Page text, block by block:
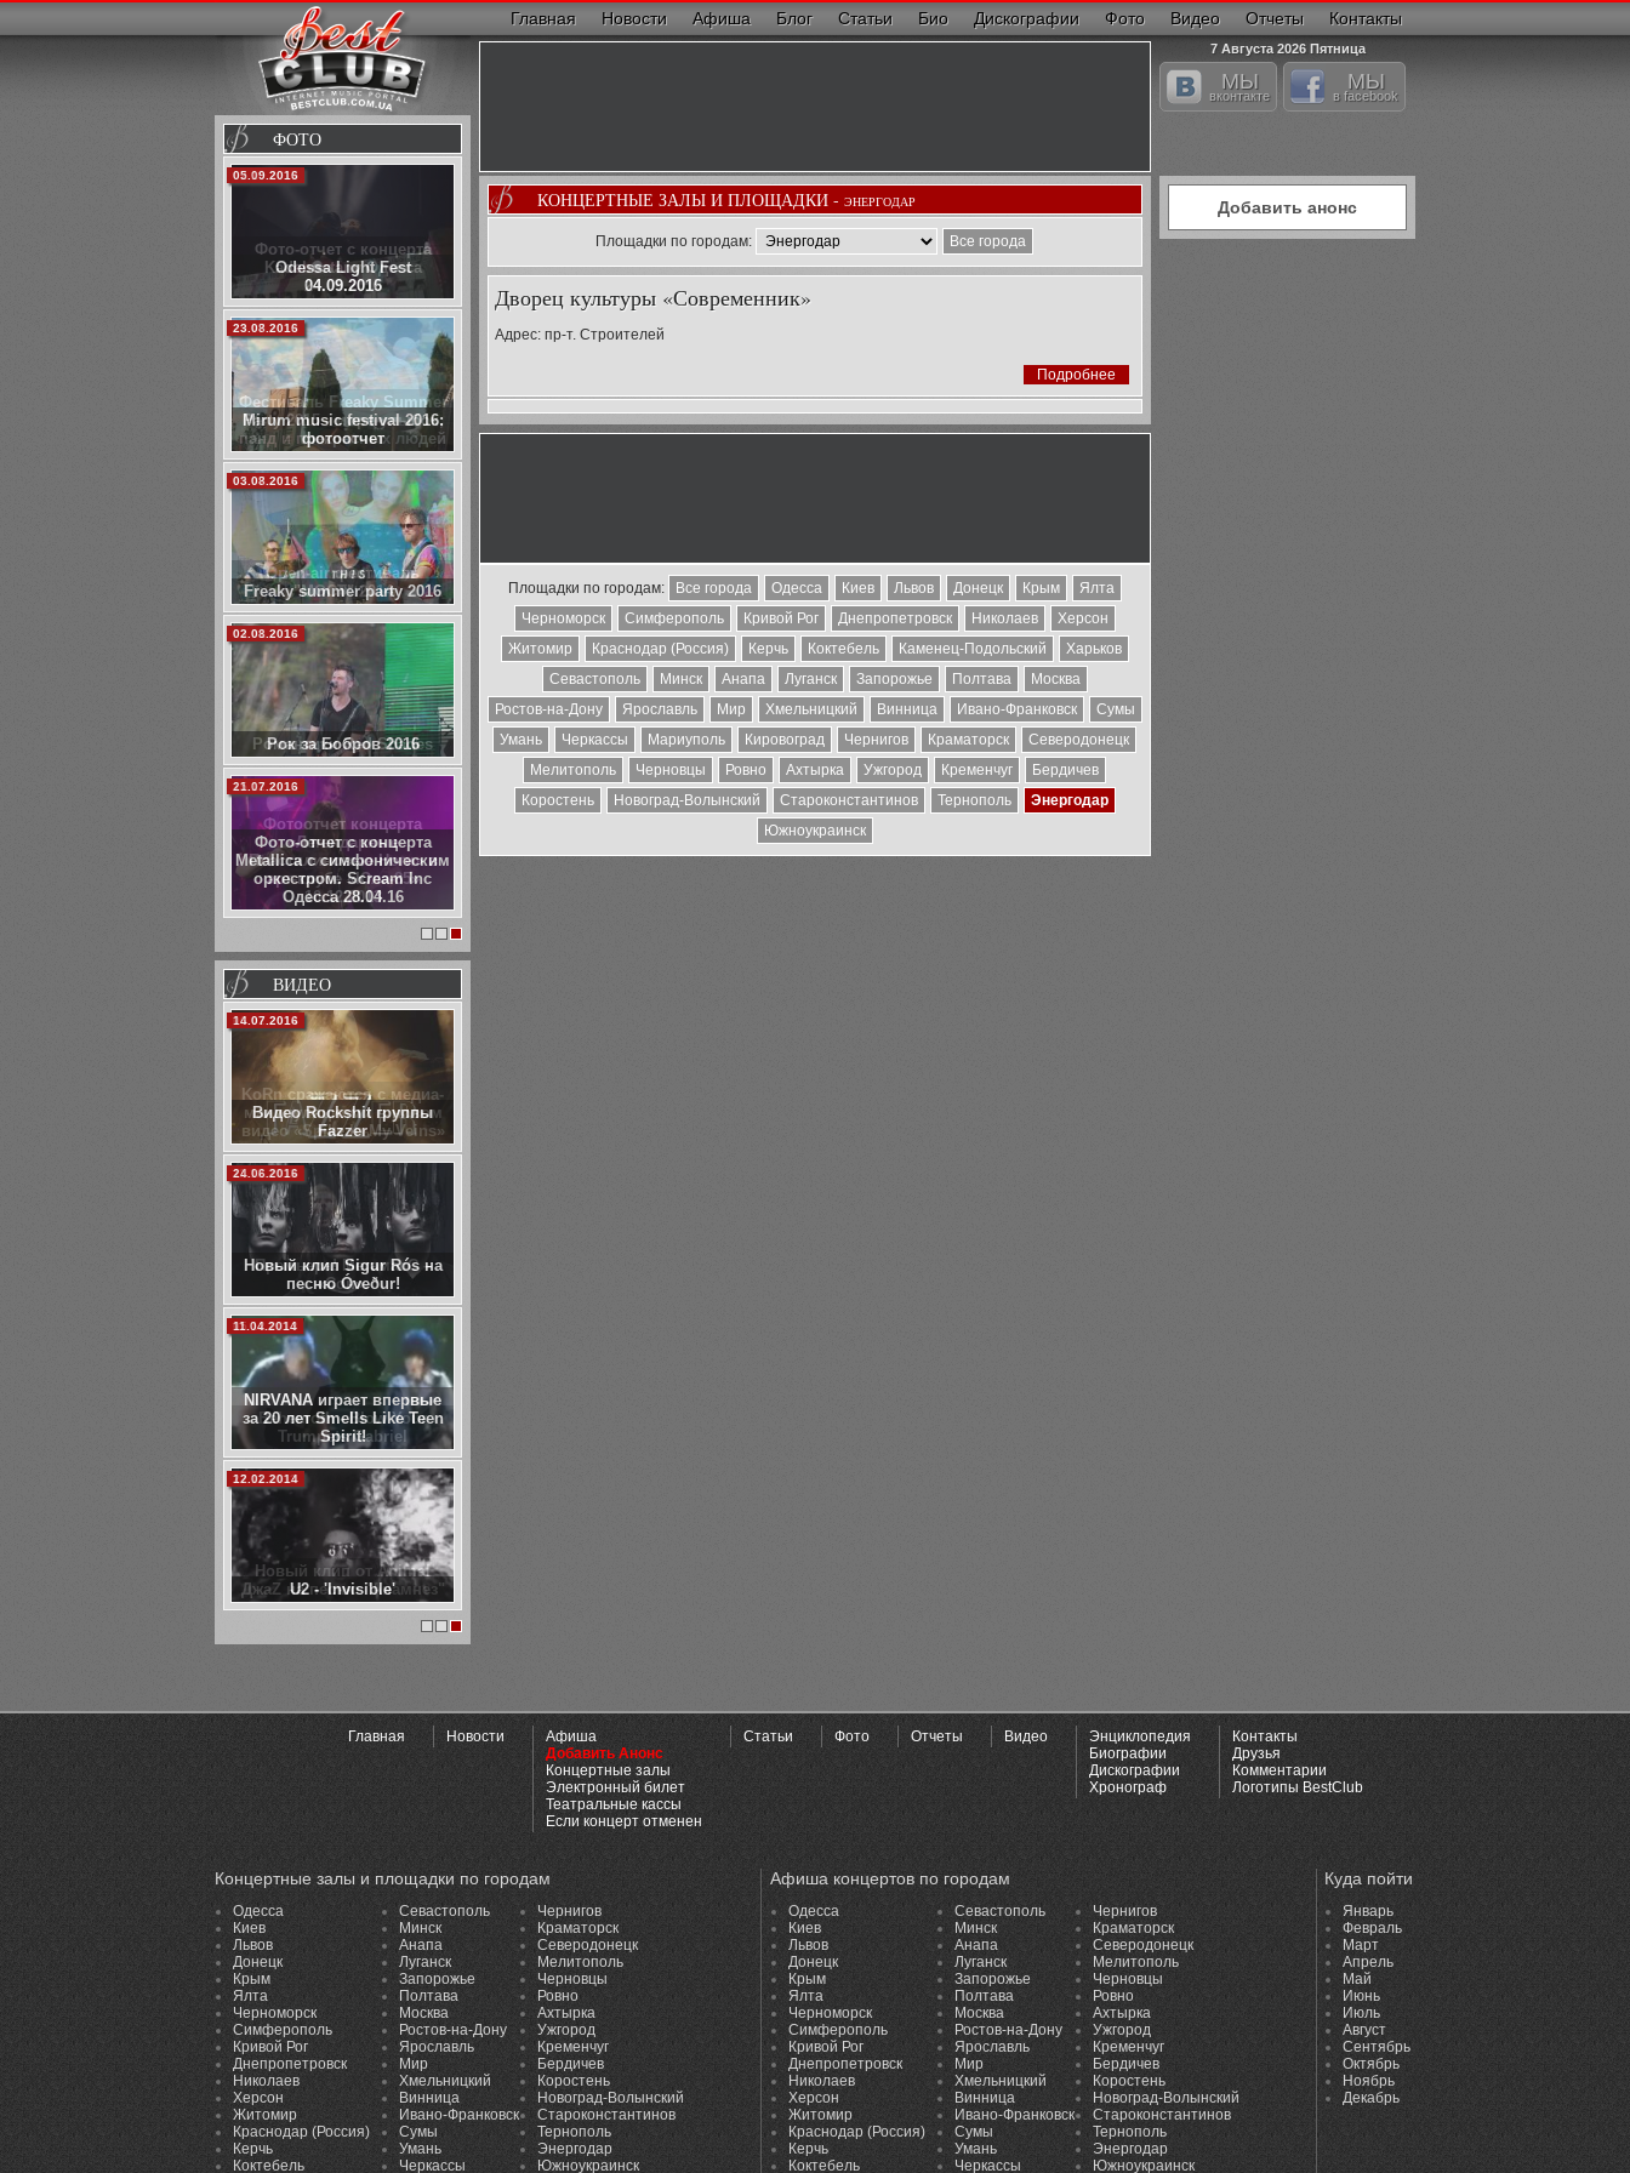
Главная Новости Афиша Блог Статьи Био Дискографии Фото Видео Отчеты Контакты
7 Августа 2026 Пятница
МЫ
вконтакте
МЫ
в facebook
ФОТО
Фото-отчет с концерта
Kadebostany Одесса
24.09.2015
02.10.2015
Фестиваль Freaky Summer
Party 2015 - море улыбок,
панд и прекрасных людей
29.07.2015
Open-air фестиваль
"МОСТ" 2014
05.07.2014
Романтики Red Shades
03.01.2014
Фотоотчет концерта
«Легендарные
Пластилиновые Ноги» в
арт-клубе «Юла-85»
10.12.2013
15.12.2013
ВИДЕО
KoRn сражаются с медиа-
манипуляциями в новом
видео «Spike In My Veins»
06.02.2014
Премьера! МегамасС –
«Сон».
11.12.2013
Behemoth - Blow Your
Trumpets Gabriel
05.12.2013
Новый клип от Animal
ДжаZ на песню "Анамнез"
27.11.2013
КОНЦЕРТНЫЕ ЗАЛЫ И ПЛОЩАДКИ - ЭНЕРГОДАР
Площадки по городам: Все города
Дворец культуры «Современник»
Адрес: пр-т. Строителей
Подробнее
Площадки по городам: Все города Одесса Киев Львов Донецк Крым
Ялта
Черноморск
Симферополь Кривой Рог Днепропетровск Николаев
Херсон
Житомир
Краснодар (Россия) Керчь Коктебель Каменец-Подольский
Харьков
Севастополь
Минск Анапа Луганск Запорожье Полтава
Москва
Ростов-на-Дону
Ярославль Мир Хмельницкий Винница Ивано-Франковск
Сумы
Умань
Черкассы Мариуполь Кировоград Чернигов Краматорск
Северодонецк
Мелитополь
Черновцы Ровно Ахтырка Ужгород Кременчуг
Бердичев
Коростень
Новоград-Волынский Староконстантинов Тернополь
Энергодар
Южноукраинск
Добавить анонс
Главная Новости
Афиша
Добавить Анонс
Концертные залы
Электронный билет
Театральные кассы
Если концерт отменен
Статьи Фото Отчеты Видео
Энциклопедия
Биографии
Дискографии
Хронограф
Контакты
Друзья
Комментарии
Логотипы BestClub
Концертные залы и площадки по городам
Одесса
Киев
Львов
Донецк
Крым
Ялта
Черноморск
Симферополь
Кривой Рог
Днепропетровск
Николаев
Херсон
Житомир
Краснодар (Россия)
Керчь
Коктебель
Севастополь
Минск
Анапа
Луганск
Запорожье
Полтава
Москва
Ростов-на-Дону
Ярославль
Мир
Хмельницкий
Винница
Ивано-Франковск
Сумы
Умань
Черкассы
Чернигов
Краматорск
Северодонецк
Мелитополь
Черновцы
Ровно
Ахтырка
Ужгород
Кременчуг
Бердичев
Коростень
Новоград-Волынский
Староконстантинов
Тернополь
Энергодар
Южноукраинск
Афиша концертов по городам
Одесса
Киев
Львов
Донецк
Крым
Ялта
Черноморск
Симферополь
Кривой Рог
Днепропетровск
Николаев
Херсон
Житомир
Краснодар (Россия)
Керчь
Коктебель
Севастополь
Минск
Анапа
Луганск
Запорожье
Полтава
Москва
Ростов-на-Дону
Ярославль
Мир
Хмельницкий
Винница
Ивано-Франковск
Сумы
Умань
Черкассы
Чернигов
Краматорск
Северодонецк
Мелитополь
Черновцы
Ровно
Ахтырка
Ужгород
Кременчуг
Бердичев
Коростень
Новоград-Волынский
Староконстантинов
Тернополь
Энергодар
Южноукраинск
Куда пойти
Январь
Февраль
Март
Апрель
Май
Июнь
Июль
Август
Сентябрь
Октябрь
Ноябрь
Декабрь